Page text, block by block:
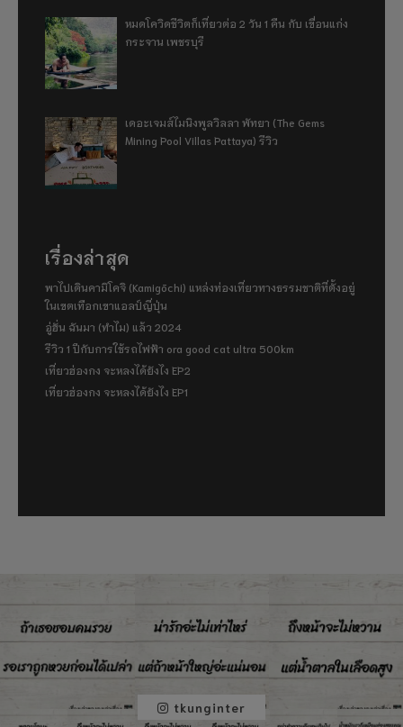
หมดโควิดชีวิตก็เที่ยวต่อ 2 วัน 1 คืน กับ เขื่อนแก่ง
กระจาน เพชรบุรี
เดอะเจมส์ไมนิงพูลวิลลา พัทยา (The Gems
Mining Pool Villas Pattaya) รีวิว
เรื่องล่าสุด
พาไปเดินคามิโคจิ (Kamigōchi) แหล่งท่องเที่ยวทางธรรมชาติที่ตั้งอยู่
ในเขตเทือกเขาแอลป์ญี่ปุ่น
อู่ฮั่น ฉันมา (ทำไม) แล้ว 2024
รีวิว 1 ปีกับการใช้รถไฟฟ้า ora good cat ultra 500km
เที่ยวฮ่องกง จะหลงได้ยังไง EP2
เที่ยวฮ่องกง จะหลงได้ยังไง EP1
tkunginter